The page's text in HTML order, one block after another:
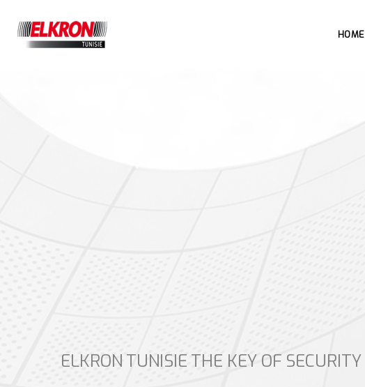
HOME
ELKRON TUNISIE THE KEY OF SECURITY